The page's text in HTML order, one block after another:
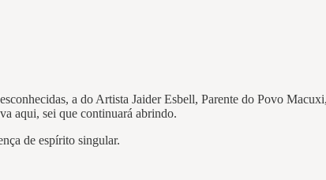
a do Artista Jaider Esbell, Parente do Povo
aqui, sei que continuará abrindo.
de espírito singular.